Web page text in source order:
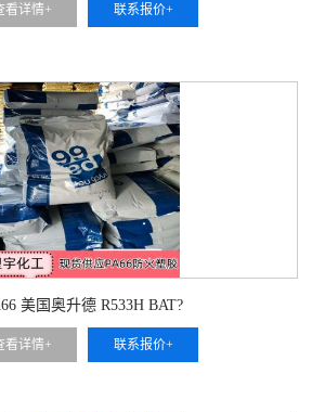
看详情+ 联系报价+
美国奥升德 R533H BAT?
看详情+ 联系报价+